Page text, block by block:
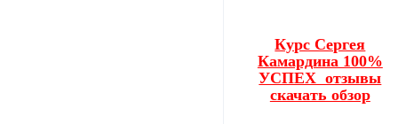
Курс Сергея
Камардина 100%
УСПЕХ отзывы
скачать обзор